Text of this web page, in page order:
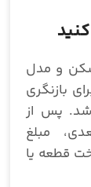
و مدل
بازنگری
شد. پس از
مبلغ
قطعه یا